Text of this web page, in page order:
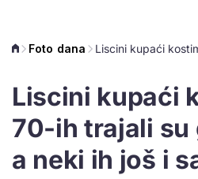
Foto dana
Liscini kupaći
70-ih trajali su
a neki ih još i